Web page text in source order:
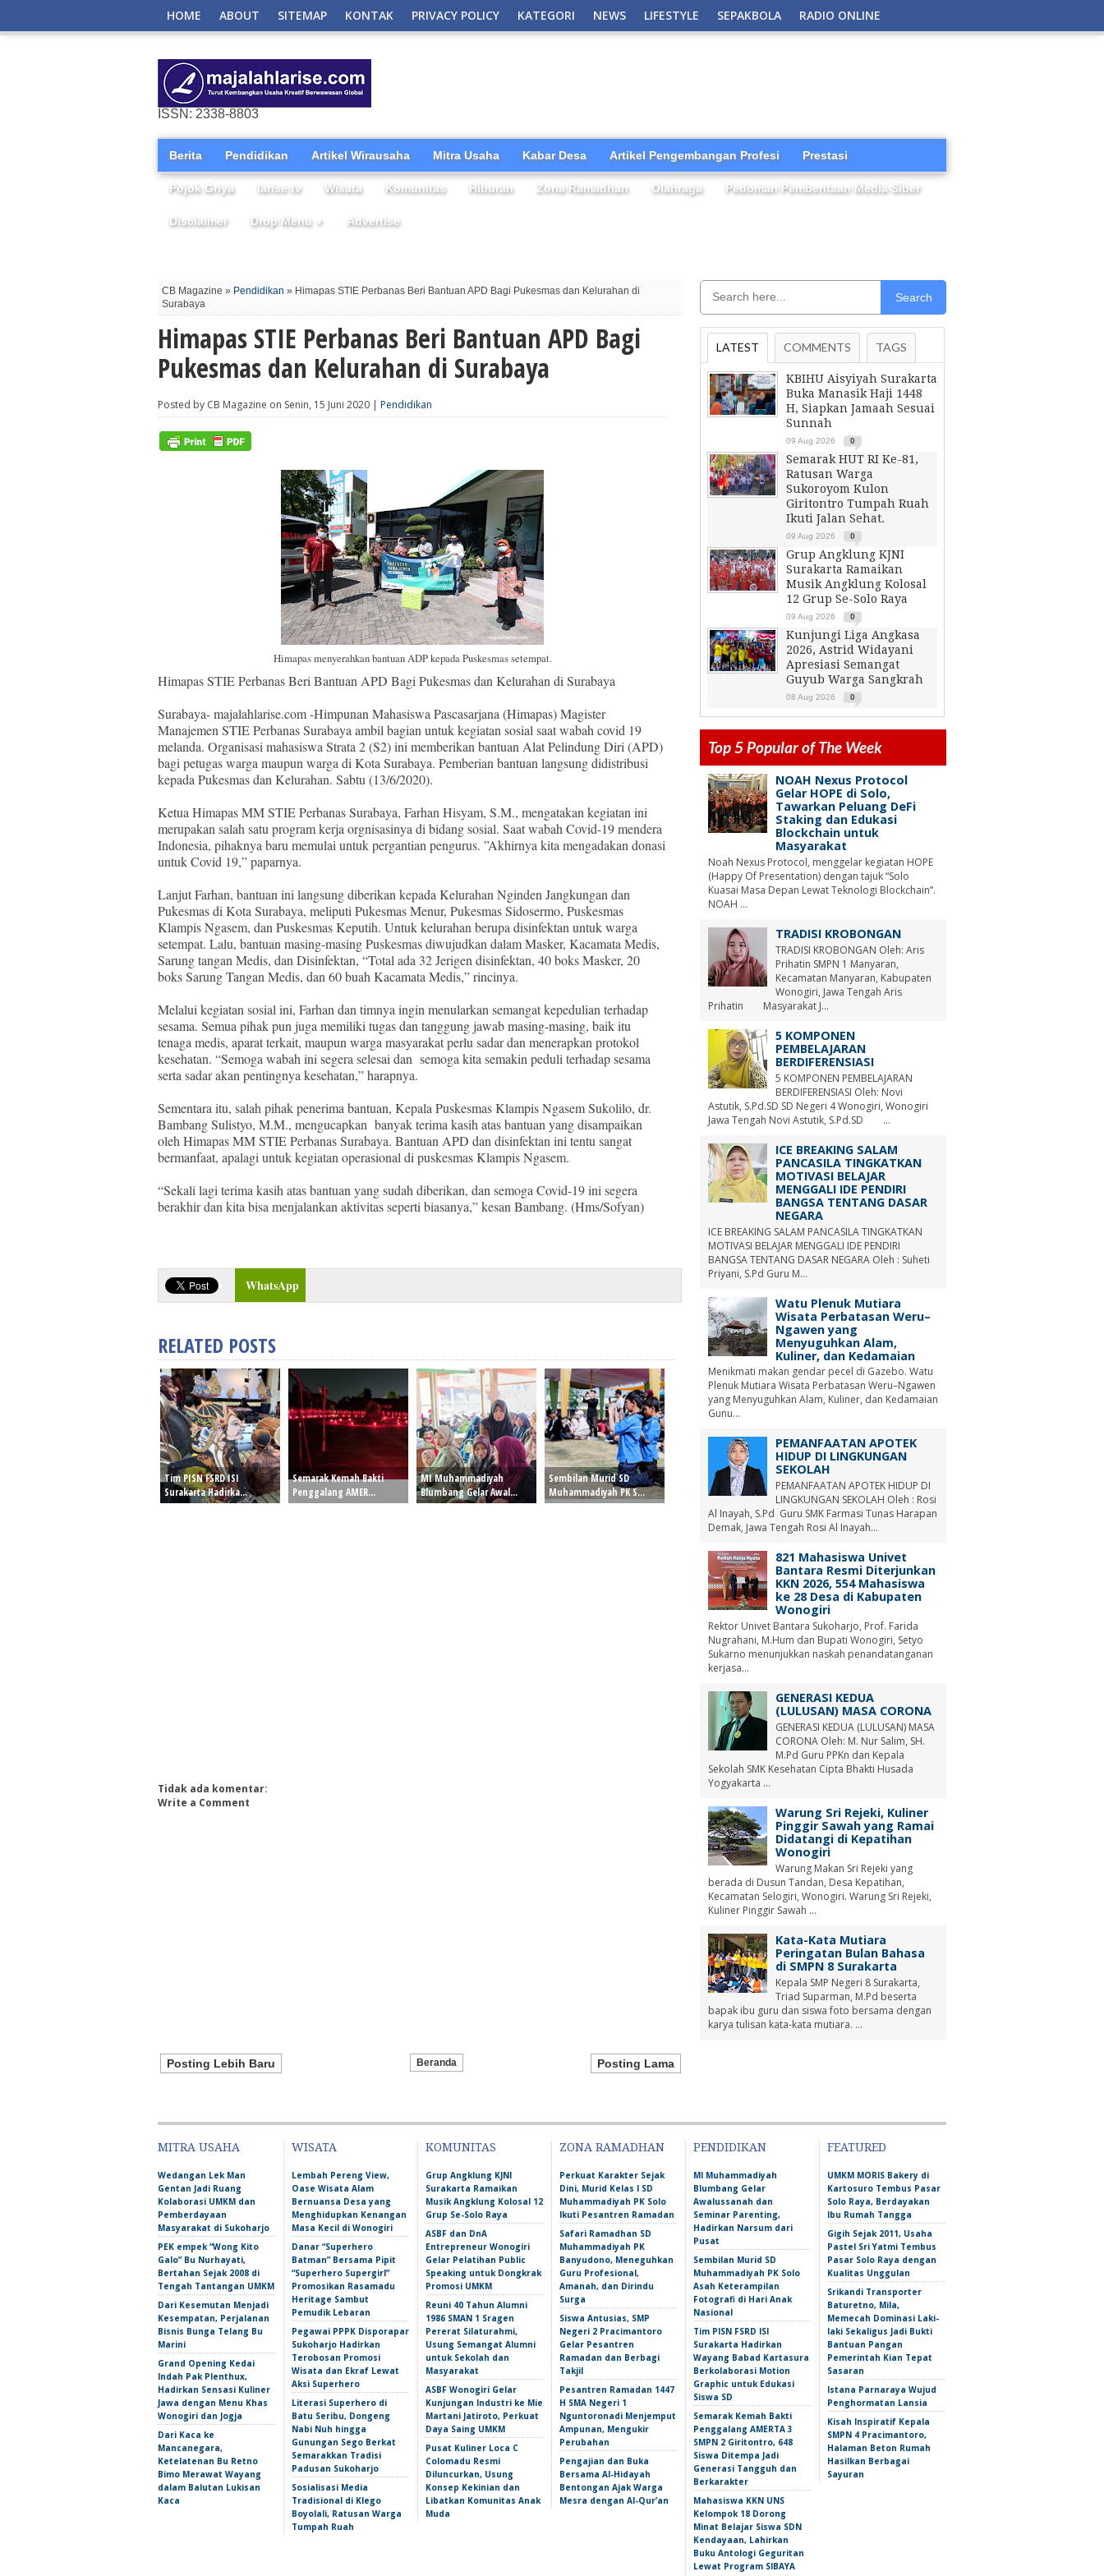
HOME ABOUT SITEMAP KONTAK PRIVACY POLICY KATEGORI NEWS LIFESTYLE SEPAKBOLA RADIO ONLINE
ISSN: 2338-8803
Berita Pendidikan Artikel Wirausaha Mitra Usaha Kabar Desa Artikel Pengembangan Profesi Prestasi
Pojok Griya larise tv Wisata Komunitas Hiburan Zona Ramadhan Olahraga Pedoman Pemberitaan Media Siber
Disclaimer Drop Menu ▼ Advertise
CB Magazine » Pendidikan » Himapas STIE Perbanas Beri Bantuan APD Bagi Pukesmas dan Kelurahan di
Surabaya
Himapas STIE Perbanas Beri Bantuan APD Bagi
Pukesmas dan Kelurahan di Surabaya
Posted by CB Magazine on Senin, 15 Juni 2020 | Pendidikan
Himapas menyerahkan bantuan ADP kepada Puskesmas setempat.
Himapas STIE Perbanas Beri Bantuan APD Bagi Pukesmas dan Kelurahan di Surabaya
Surabaya- majalahlarise.com -Himpunan Mahasiswa Pascasarjana (Himapas) Magister
Manajemen STIE Perbanas Surabaya ambil bagian untuk kegiatan sosial saat wabah covid 19
melanda. Organisasi mahasiswa Strata 2 (S2) ini memberikan bantuan Alat Pelindung Diri (APD)
bagi petugas warga maupun warga di Kota Surabaya. Pemberian bantuan langsung didistribusi
kepada Pukesmas dan Kelurahan. Sabtu (13/6/2020).
Ketua Himapas MM STIE Perbanas Surabaya, Farhan Hisyam, S.M., mengatakan kegiatan ini
merupakan salah satu program kerja orgnisasinya di bidang sosial. Saat wabah Covid-19 mendera
Indonesia, pihaknya baru memulai untuk pergantian pengurus. ”Akhirnya kita mengadakan donasi
untuk Covid 19,” paparnya.
Lanjut Farhan, bantuan ini langsung diberikan kepada Kelurahan Nginden Jangkungan dan
Pukesmas di Kota Surabaya, meliputi Pukesmas Menur, Pukesmas Sidosermo, Puskesmas
Klampis Ngasem, dan Puskesmas Keputih. Untuk kelurahan berupa disinfektan untuk warga
setempat. Lalu, bantuan masing-masing Puskesmas diwujudkan dalam Masker, Kacamata Medis,
Sarung tangan Medis, dan Disinfektan, “Total ada 32 Jerigen disinfektan, 40 boks Masker, 20
boks Sarung Tangan Medis, dan 60 buah Kacamata Medis,” rincinya.
Melalui kegiatan sosial ini, Farhan dan timnya ingin menularkan semangat kepedulian terhadap
sesama. Semua pihak pun juga memiliki tugas dan tanggung jawab masing-masing, baik itu
tenaga medis, aparat terkait, maupun warga masyarakat perlu sadar dan menerapkan protokol
kesehatan. “Semoga wabah ini segera selesai dan semoga kita semakin peduli terhadap sesama
serta sadar akan pentingnya kesehatan,” harapnya.
Sementara itu, salah pihak penerima bantuan, Kepala Puskesmas Klampis Ngasem Sukolilo, dr.
Bambang Sulistyo, M.M., mengucapkan banyak terima kasih atas bantuan yang disampaikan
oleh Himapas MM STIE Perbanas Surabaya. Bantuan APD dan disinfektan ini tentu sangat
bermanfaat, apalagi untuk kegiatan operasional di puskesmas Klampis Ngasem.
“Sekali lagi terima kasih atas bantuan yang sudah diberikan, dan semoga Covid-19 ini segera
berakhir dan kita bisa menjalankan aktivitas seperti biasanya,” kesan Bambang. (Hms/Sofyan)
WhatsApp
RELATED POSTS
Tim PISN FSRD ISI
Surakarta Hadirka...
Semarak Kemah Bakti
Penggalang AMER...
MI Muhammadiyah
Blumbang Gelar Awal...
Sembilan Murid SD
Muhammadiyah PK S...
Tidak ada komentar:
Write a Comment
Posting Lebih Baru Posting Lama
Beranda
Search
LATEST COMMENTS TAGS
KBIHU Aisyiyah Surakarta
Buka Manasik Haji 1448
H, Siapkan Jamaah Sesuai
Sunnah
09 Aug 2026 0
Semarak HUT RI Ke-81,
Ratusan Warga
Sukoroyom Kulon
Giritontro Tumpah Ruah
Ikuti Jalan Sehat.
09 Aug 2026 0
Grup Angklung KJNI
Surakarta Ramaikan
Musik Angklung Kolosal
12 Grup Se-Solo Raya
09 Aug 2026 0
Kunjungi Liga Angkasa
2026, Astrid Widayani
Apresiasi Semangat
Guyub Warga Sangkrah
08 Aug 2026 0
Top 5 Popular of The Week
NOAH Nexus Protocol
Gelar HOPE di Solo,
Tawarkan Peluang DeFi
Staking dan Edukasi
Blockchain untuk
Masyarakat
Noah Nexus Protocol, menggelar kegiatan HOPE
(Happy Of Presentation) dengan tajuk “Solo
Kuasai Masa Depan Lewat Teknologi Blockchain”.
NOAH ...
TRADISI KROBONGAN
TRADISI KROBONGAN Oleh: Aris
Prihatin SMPN 1 Manyaran,
Kecamatan Manyaran, Kabupaten
Wonogiri, Jawa Tengah Aris
Prihatin Masyarakat J...
5 KOMPONEN
PEMBELAJARAN
BERDIFERENSIASI
5 KOMPONEN PEMBELAJARAN
BERDIFERENSIASI Oleh: Novi
Astutik, S.Pd.SD SD Negeri 4 Wonogiri, Wonogiri
Jawa Tengah Novi Astutik, S.Pd.SD ...
ICE BREAKING SALAM
PANCASILA TINGKATKAN
MOTIVASI BELAJAR
MENGGALI IDE PENDIRI
BANGSA TENTANG DASAR
NEGARA
ICE BREAKING SALAM PANCASILA TINGKATKAN
MOTIVASI BELAJAR MENGGALI IDE PENDIRI
BANGSA TENTANG DASAR NEGARA Oleh : Suheti
Priyani, S.Pd Guru M...
Watu Plenuk Mutiara
Wisata Perbatasan Weru–
Ngawen yang
Menyuguhkan Alam,
Kuliner, dan Kedamaian
Menikmati makan gendar pecel di Gazebo. Watu
Plenuk Mutiara Wisata Perbatasan Weru–Ngawen
yang Menyuguhkan Alam, Kuliner, dan Kedamaian
Gunu...
PEMANFAATAN APOTEK
HIDUP DI LINGKUNGAN
SEKOLAH
PEMANFAATAN APOTEK HIDUP DI
LINGKUNGAN SEKOLAH Oleh : Rosi
Al Inayah, S.Pd Guru SMK Farmasi Tunas Harapan
Demak, Jawa Tengah Rosi Al Inayah...
821 Mahasiswa Univet
Bantara Resmi Diterjunkan
KKN 2026, 554 Mahasiswa
ke 28 Desa di Kabupaten
Wonogiri
Rektor Univet Bantara Sukoharjo, Prof. Farida
Nugrahani, M.Hum dan Bupati Wonogiri, Setyo
Sukarno menunjukkan naskah penandatanganan
kerjasa...
GENERASI KEDUA
(LULUSAN) MASA CORONA
GENERASI KEDUA (LULUSAN) MASA
CORONA Oleh: M. Nur Salim, SH.
M.Pd Guru PPKn dan Kepala
Sekolah SMK Kesehatan Cipta Bhakti Husada
Yogyakarta ...
Warung Sri Rejeki, Kuliner
Pinggir Sawah yang Ramai
Didatangi di Kepatihan
Wonogiri
Warung Makan Sri Rejeki yang
berada di Dusun Tandan, Desa Kepatihan,
Kecamatan Selogiri, Wonogiri. Warung Sri Rejeki,
Kuliner Pinggir Sawah ...
Kata-Kata Mutiara
Peringatan Bulan Bahasa
di SMPN 8 Surakarta
Kepala SMP Negeri 8 Surakarta,
Triad Suparman, M.Pd beserta
bapak ibu guru dan siswa foto bersama dengan
karya tulisan kata-kata mutiara. ...
MITRA USAHA
Wedangan Lek Man
Gentan Jadi Ruang
Kolaborasi UMKM dan
Pemberdayaan
Masyarakat di Sukoharjo
PEK empek “Wong Kito
Galo” Bu Nurhayati,
Bertahan Sejak 2008 di
Tengah Tantangan UMKM
Dari Kesemutan Menjadi
Kesempatan, Perjalanan
Bisnis Bunga Telang Bu
Marini
Grand Opening Kedai
Indah Pak Plenthux,
Hadirkan Sensasi Kuliner
Jawa dengan Menu Khas
Wonogiri dan Jogja
Dari Kaca ke
Mancanegara,
Ketelatenan Bu Retno
Bimo Merawat Wayang
dalam Balutan Lukisan
Kaca
WISATA
Lembah Pereng View,
Oase Wisata Alam
Bernuansa Desa yang
Menghidupkan Kenangan
Masa Kecil di Wonogiri
Danar “Superhero
Batman” Bersama Pipit
“Superhero Supergirl”
Promosikan Rasamadu
Heritage Sambut
Pemudik Lebaran
Pegawai PPPK Disporapar
Sukoharjo Hadirkan
Terobosan Promosi
Wisata dan Ekraf Lewat
Aksi Superhero
Literasi Superhero di
Batu Seribu, Dongeng
Nabi Nuh hingga
Gunungan Sego Berkat
Semarakkan Tradisi
Padusan Sukoharjo
Sosialisasi Media
Tradisional di Klego
Boyolali, Ratusan Warga
Tumpah Ruah
KOMUNITAS
Grup Angklung KJNI
Surakarta Ramaikan
Musik Angklung Kolosal 12
Grup Se-Solo Raya
ASBF dan DnA
Entrepreneur Wonogiri
Gelar Pelatihan Public
Speaking untuk Dongkrak
Promosi UMKM
Reuni 40 Tahun Alumni
1986 SMAN 1 Sragen
Pererat Silaturahmi,
Usung Semangat Alumni
untuk Sekolah dan
Masyarakat
ASBF Wonogiri Gelar
Kunjungan Industri ke Mie
Martani Jatiroto, Perkuat
Daya Saing UMKM
Pusat Kuliner Loca C
Colomadu Resmi
Diluncurkan, Usung
Konsep Kekinian dan
Libatkan Komunitas Anak
Muda
ZONA RAMADHAN
Perkuat Karakter Sejak
Dini, Murid Kelas I SD
Muhammadiyah PK Solo
Ikuti Pesantren Ramadan
Safari Ramadhan SD
Muhammadiyah PK
Banyudono, Meneguhkan
Guru Profesional,
Amanah, dan Dirindu
Surga
Siswa Antusias, SMP
Negeri 2 Pracimantoro
Gelar Pesantren
Ramadan dan Berbagi
Takjil
Pesantren Ramadan 1447
H SMA Negeri 1
Nguntoronadi Menjemput
Ampunan, Mengukir
Perubahan
Pengajian dan Buka
Bersama Al-Hidayah
Bentongan Ajak Warga
Mesra dengan Al-Qur’an
PENDIDIKAN
MI Muhammadiyah
Blumbang Gelar
Awalussanah dan
Seminar Parenting,
Hadirkan Narsum dari
Pusat
Sembilan Murid SD
Muhammadiyah PK Solo
Asah Keterampilan
Fotografi di Hari Anak
Nasional
Tim PISN FSRD ISI
Surakarta Hadirkan
Wayang Babad Kartasura
Berkolaborasi Motion
Graphic untuk Edukasi
Siswa SD
Semarak Kemah Bakti
Penggalang AMERTA 3
SMPN 2 Giritontro, 648
Siswa Ditempa Jadi
Generasi Tangguh dan
Berkarakter
Mahasiswa KKN UNS
Kelompok 18 Dorong
Minat Belajar Siswa SDN
Kendayaan, Lahirkan
Buku Antologi Geguritan
Lewat Program SIBAYA
FEATURED
UMKM MORIS Bakery di
Kartosuro Tembus Pasar
Solo Raya, Berdayakan
Ibu Rumah Tangga
Gigih Sejak 2011, Usaha
Pastel Sri Yatmi Tembus
Pasar Solo Raya dengan
Kualitas Unggulan
Srikandi Transporter
Baturetno, Mila,
Memecah Dominasi Laki-
laki Sekaligus Jadi Bukti
Bantuan Pangan
Pemerintah Kian Tepat
Sasaran
Istana Parnaraya Wujud
Penghormatan Lansia
Kisah Inspiratif Kepala
SMPN 4 Pracimantoro,
Halaman Beton Rumah
Hasilkan Berbagai
Sayuran